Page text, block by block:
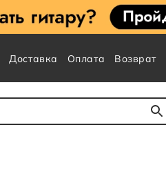
Доставка Оплата Возврат